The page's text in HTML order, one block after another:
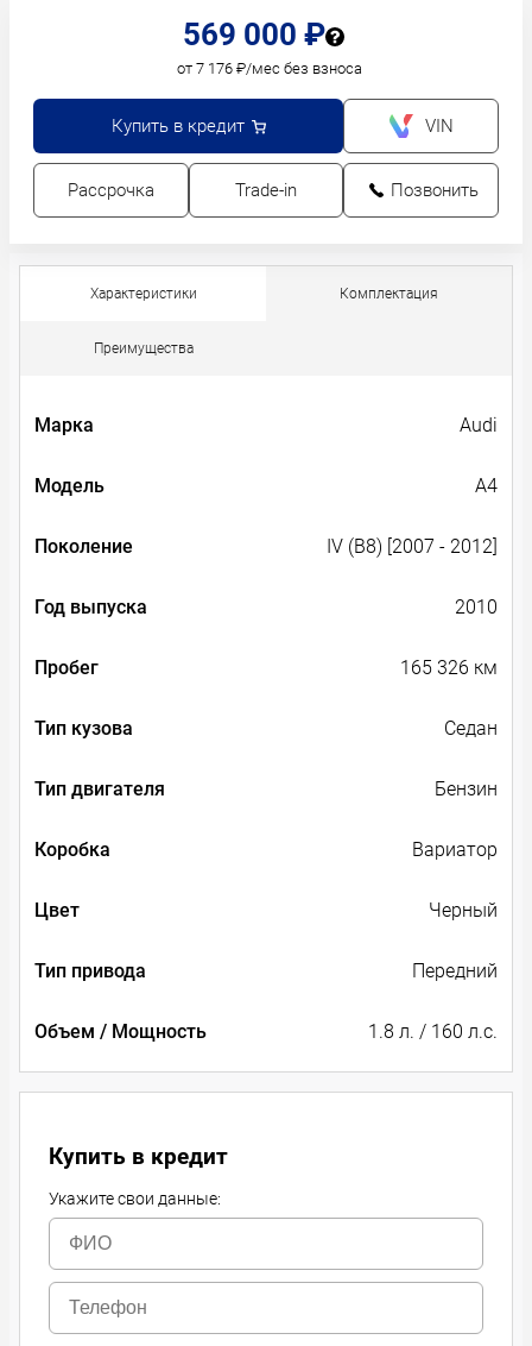
569 000 ₽
от 7 176 ₽/мес без взноса
Купить в кредит VIN
Рассрочка Trade-in Позвонить
Характеристики Комплектация
Преимущества
Марка Audi
Модель A4
Поколение IV (B8) [2007 - 2012]
Год выпуска 2010
Пробег 165 326 км
Тип кузова Седан
Тип двигателя Бензин
Коробка Вариатор
Цвет Черный
Тип привода Передний
Объем / Мощность 1.8 л. / 160 л.с.
Купить в кредит
Укажите свои данные: